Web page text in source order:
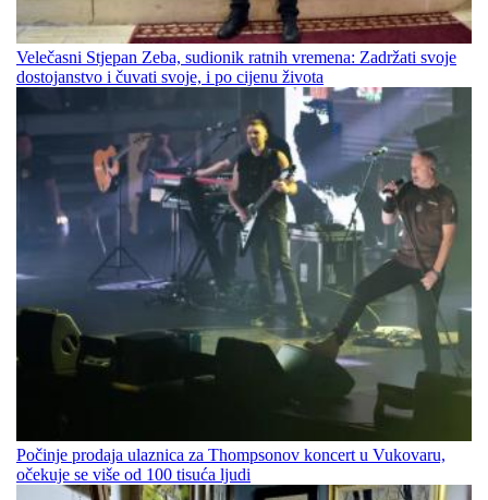
Velečasni Stjepan Zeba, sudionik ratnih vremena: Zadržati svoje
dostojanstvo i čuvati svoje, i po cijenu života
Počinje prodaja ulaznica za Thompsonov koncert u Vukovaru,
očekuje se više od 100 tisuća ljudi